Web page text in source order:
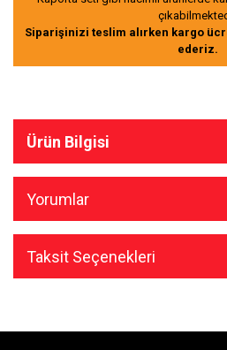
Siparişinizi teslim alırken kargo
ederiz.
Ürün Bilgisi
Yorumlar
Taksit Seçenekleri